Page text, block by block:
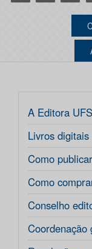
A Editora UFS
Livros digitais
Como publicar
Como
Conselho
Coordenação